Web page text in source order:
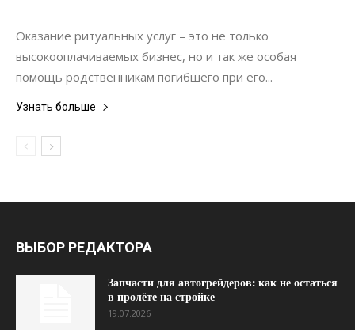
Оказание ритуальных услуг – это не только
высокооплачиваемых бизнес, но и так же особая
помощь родственникам погибшего при его...
Узнать больше
ВЫБОР РЕДАКТОРА
Запчасти для автогрейдеров: как не остаться
в пролёте на стройке
19.07.2026